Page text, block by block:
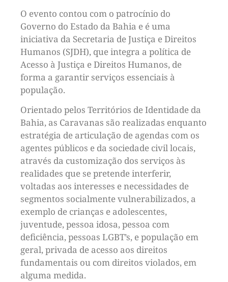
O evento contou com o patrocínio do
Governo do Estado da Bahia e é uma
iniciativa da Secretaria de Justiça e Direitos
Humanos (SJDH), que integra a política de
Acesso à Justiça e Direitos Humanos, de
forma a garantir serviços essenciais à
população.
Orientado pelos Territórios de Identidade da
Bahia, as Caravanas são realizadas enquanto
estratégia de articulação de agendas com os
agentes públicos e da sociedade civil locais,
através da customização dos serviços às
realidades que se pretende interferir,
voltadas aos interesses e necessidades de
segmentos socialmente vulnerabilizados, a
exemplo de crianças e adolescentes,
juventude, pessoa idosa, pessoa com
deficiência, pessoas LGBT’s, e população em
geral, privada de acesso aos direitos
fundamentais ou com direitos violados, em
alguma medida.